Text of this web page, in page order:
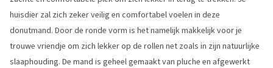
huisdier zal zich zeker veilig en comfortabel voelen in deze
donutmand. Door de ronde vorm is het namelijk makkelijk voor je
trouwe vriendje om zich lekker op de rollen net zoals in zijn natuurlijke
slaaphouding. De mand is geheel gemaakt van pluche en afgewerkt